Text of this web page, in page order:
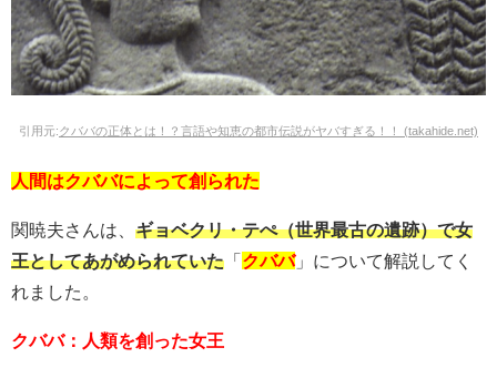
引用元:クババの正体とは！？言語や知恵の都市伝説がヤバすぎる！！ (takahide.net)
人間はクババによって創られた
関暁夫さんは、 ギョベクリ・テぺ（世界最古の遺跡）で女
王としてあがめられていた 「 クババ」について解説してく
れました。
クババ：人類を創った女王